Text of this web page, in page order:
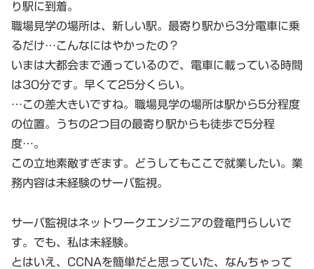
り駅に到着。
職場見学の場所は、新しい駅。最寄り駅から3分電車に乗
るだけ…こんなにはやかったの？
いまは大都会まで通っているので、電車に載っている時間
は30分です。早くて25分くらい。
…この差大きいですね。職場見学の場所は駅から5分程度
の位置。うちの2つ目の最寄り駅からも徒歩で5分程
度…。
この立地素敵すぎます。どうしてもここで就業したい。業
務内容は未経験のサーバ監視。
サーバ監視はネットワークエンジニアの登竜門らしいで
す。でも、私は未経験。
とはいえ、CCNAを簡単だと思っていた、なんちゃって